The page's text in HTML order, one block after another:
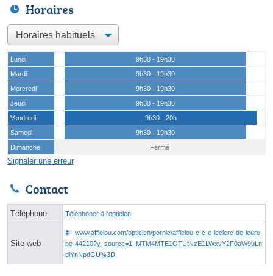
Horaires
Lundi
9h30 - 19h30
Mardi
9h30 - 19h30
Mercredi
9h30 - 19h30
Jeudi
9h30 - 19h30
Vendredi
9h30 - 20h
Samedi
9h30 - 19h30
Dimanche
Fermé
Signaler une erreur
Contact
Téléphone Téléphoner à l'opticien
Site web
www.afflelou.com/opticien/pornic/afflelou-c-c-e-leclerc-de-leuro
pe-44210?y_source=1_MTM4MTE1OTUtNzE1LWxvY2F0aW9uLn
dlYnNpdGU%3D